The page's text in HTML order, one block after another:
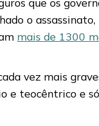
o
mais de 1300
vez mais
e teocêntrico e